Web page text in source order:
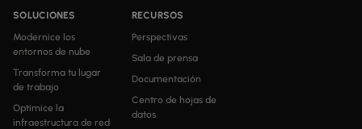
SOLUCIONES
Modernice los
entornos de nube
Transforma tu lugar
de trabajo
Optimice la
infraestructura de red
RECURSOS
Perspectivas
Sala de prensa
Documentación
Centro de hojas de
datos